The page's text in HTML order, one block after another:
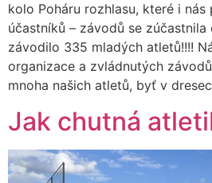
kolo Poháru rozhlasu, které i
účastníků – závodů se
závodilo 335 mladých atletů!!!!
organizace a zvládnutých
mnoha našich atletů, byť v
Jak chutná